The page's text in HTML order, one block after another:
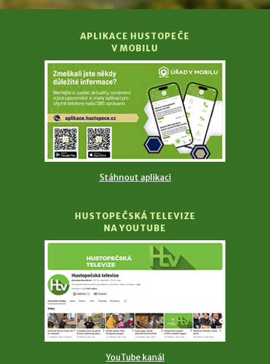
APLIKACE HUSTOPEČE
V MOBILU
Stáhnout aplikaci
HUSTOPEČSKÁ TELEVIZE
NA YOUTUBE
YouTube kanál